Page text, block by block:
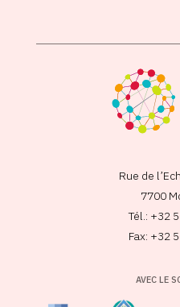
Rue de
7700
Tél.: +32
Fax: +32
AVEC LE